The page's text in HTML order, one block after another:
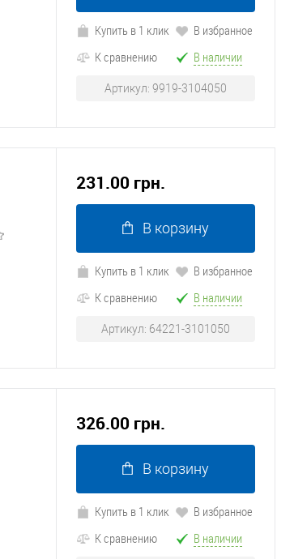
Купить в 1 клик
В избранное
К сравнению
В наличии
Артикул: 9919-3104050
231.00 грн.
В корзину
Купить в 1 клик
В избранное
К сравнению
В наличии
Артикул: 64221-3101050
326.00 грн.
В корзину
Купить в 1 клик
В избранное
К сравнению
В наличии